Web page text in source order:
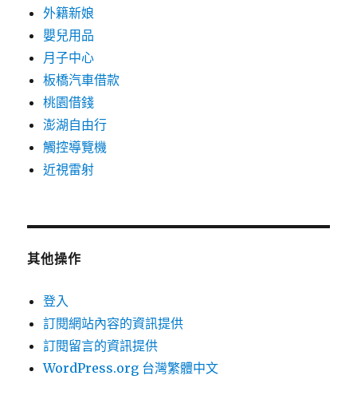
外籍新娘
嬰兒用品
月子中心
板橋汽車借款
桃園借錢
澎湖自由行
觸控導覽機
近視雷射
其他操作
登入
訂閱網站內容的資訊提供
訂閱留言的資訊提供
WordPress.org 台灣繁體中文